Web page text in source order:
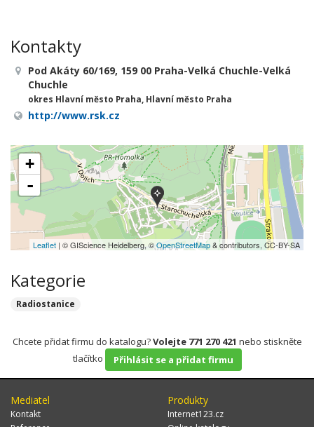
Kontakty
Pod Akáty 60/169, 159 00 Praha-Velká Chuchle-Velká
Chuchle
okres Hlavní město Praha, Hlavní město Praha
http://www.rsk.cz
+
-
Leaflet | © GIScience Heidelberg, ©OpenStreetMap& contributors, CC-BY-SA
Kategorie
Radiostanice
Chcete přidat firmu do katalogu?Volejte 771 270 421 nebo stiskněte
tlačítko
Přihlásit se a přidat firmu
Mediatel
Kontakt
Produkty
Internet123.cz